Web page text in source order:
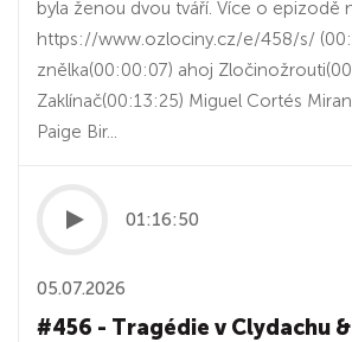
byla ženou dvou tváří. Více o epizodě
https://www.ozlociny.cz/e/458/s/
znělka(00:00:07) ahoj
Zaklínač(00:13:25) Miguel Cortés
Paige Bir...
01:16:50
05.07.2026
#456 - Tragédie v Clydachu